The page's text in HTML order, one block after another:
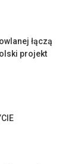
łączą
projekt